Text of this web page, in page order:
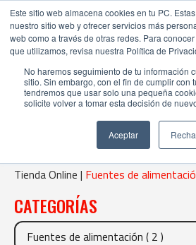
Este sitio web almacena cookies en tu PC.
nuestro sitio web y ofrecer servicios más
web como a través de otras redes. Para
que utilizamos, revisa nuestra Política de
No haremos seguimiento de tu información
sitio. Sin embargo, con el fin de cumplir con
tendremos que usar solo una pequeña
solicite volver a tomar esta decisión de
Aceptar
FUENTES DE
Tienda Online | Fuentes de
CATEGORÍAS